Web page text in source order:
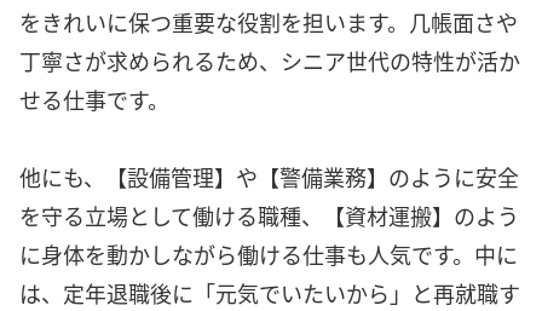
をきれいに保つ重要な役割を担います。几帳面さや
丁寧さが求められるため、シニア世代の特性が活か
せる仕事です。
他にも、【設備管理】や【警備業務】のように安全
を守る立場として働ける職種、【資材運搬】のよう
に身体を動かしながら働ける仕事も人気です。中に
は、定年退職後に「元気でいたいから」と再就職す